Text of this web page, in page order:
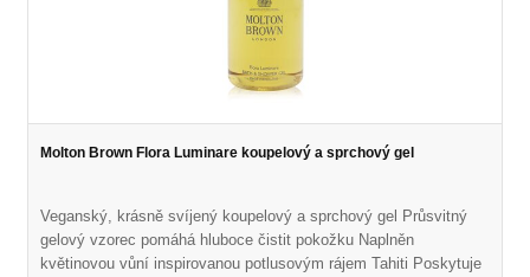
Molton Brown Flora Luminare koupelový a sprchový gel
Veganský, krásně svíjený koupelový a sprchový gel Průsvitný
gelový vzorec pomáhá hluboce čistit pokožku Naplněn
květinovou vůní inspirovanou potlusovým rájem Tahiti Poskytuje